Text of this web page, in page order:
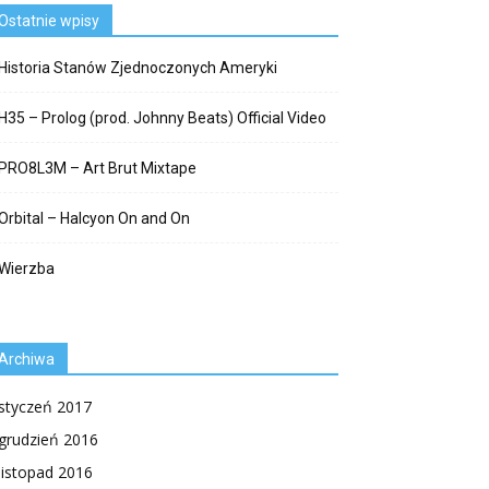
wpisy
Stanów Zjednoczonych Ameryki
– Prolog (prod. Johnny Beats) Official Video
– Art Brut Mixtape
– Halcyon On and On
2017
2016
2016